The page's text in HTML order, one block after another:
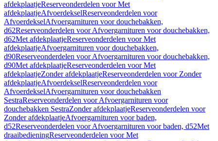
afdekplaatjeReserveonderdelen voor Met
afdekplaatjeAfvoerdekselReserveonderdelen voor
AfvoerdekselAfvoergarnituren voor douchebakken,
d62Reserveonderdelen voor Afvoergarnituren voor douchebakken,
d62Met afdekplaatjeReserveonderdelen voor Met
afdekplaatjeAfvoergarnituren voor douchebakken,
d90Reserveonderdelen voor Afvoergarnituren voor douchebakken,
d90Met afdekplaatjeReserveonderdelen voor Met
afdekplaatjeZonder afdekplaatjeReserveonderdelen voor Zonder
afdekplaatjeAfvoerdekselReserveonderdelen voor
AfvoerdekselAfvoergarnituren voor douchebakken
SestraReserveonderdelen voor Afvoergarnituren voor
douchebakken SestraZonder afdekplaatjeReserveonderdelen voor
Zonder afdekplaatjeAfvoergarnituren voor baden,
d52Reserveonderdelen voor Afvoergarnituren voor baden, d52Met
draaibedieningReserveonderdelen voor Met